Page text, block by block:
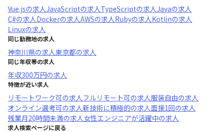
Vue.jsの求人JavaScriptの求人TypeScriptの求人Javaの求人
C#の求人Dockerの求人AWSの求人Rubyの求人Kotlinの求人
Linuxの求人
同じ勤務地の求人
神奈川県の求人東京都の求人
同じ年収帯の求人
年収300万円の求人
特徴が近い求人
リモートワーク可の求人フルリモート可の求人服装自由の求人
オンライン選考可の求人新技術に積極的の求人面接1回の求人
残業月20時間未満の求人女性エンジニアが活躍中の求人
求人検索ページに戻る